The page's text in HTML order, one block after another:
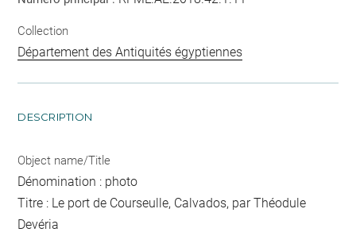
Collection
Département des Antiquités égyptiennes
DESCRIPTION
Object name/Title
Dénomination : photo
Titre : Le port de Courseulle, Calvados, par Théodule
Devéria